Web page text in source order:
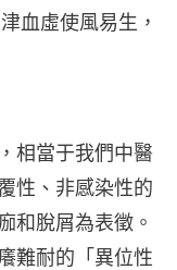
血虛使風易生，
相當于我們中醫
性、非感染性的
和脫屑為表徵。
難耐的「異位性